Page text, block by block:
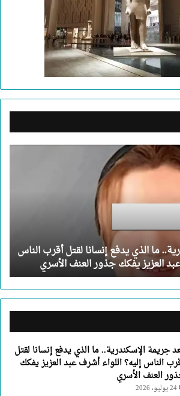
ما الذي يدفع إنسانا لقتل أقرب الناس
العزيز يفكك جذور العنف الأسري
جريمة الإسكندرية.. ما الذي يدفع إنسانا لقتل
الناس إليه؟ اللواء أشرف عبد العزيز يفكك
العنف الأسري
24 يوليو، 2026